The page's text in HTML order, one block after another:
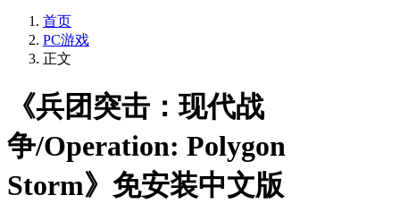
首页
PC游戏
正文
《兵团突击：现代战
争/Operation: Polygon
Storm》免安装中文版